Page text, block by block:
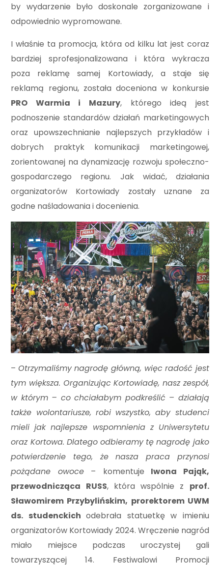
by wydarzenie było doskonale zorganizowane i
odpowiednio wypromowane.
I właśnie ta promocja, która od kilku lat jest coraz
bardziej sprofesjonalizowana i która wykracza
poza reklamę samej Kortowiady, a staje się
reklamą regionu, została doceniona w konkursie
PRO Warmia i Mazury, którego ideą jest
podnoszenie standardów działań marketingowych
oraz upowszechnianie najlepszych przykładów i
dobrych praktyk komunikacji marketingowej,
zorientowanej na dynamizację rozwoju społeczno-
gospodarczego regionu. Jak widać, działania
organizatorów Kortowiady zostały uznane za
godne naśladowania i docenienia.
– Otrzymaliśmy nagrodę główną, więc radość jest
tym większa. Organizując Kortowiadę, nasz zespół,
w którym – co chciałabym podkreślić – działają
także wolontariusze, robi wszystko, aby studenci
mieli jak najlepsze wspomnienia z Uniwersytetu
oraz Kortowa. Dlatego odbieramy tę nagrodę jako
potwierdzenie tego, że nasza praca przynosi
pożądane owoce – komentuje Iwona Pająk,
przewodnicząca RUSS, która wspólnie z prof.
Sławomirem Przybylińskim, prorektorem UWM
ds. studenckichodebrała statuetkę w imieniu
organizatorów Kortowiady 2024. Wręczenie nagród
miało miejsce podczas uroczystej gali
towarzyszącej 14. Festiwalowi Promocji